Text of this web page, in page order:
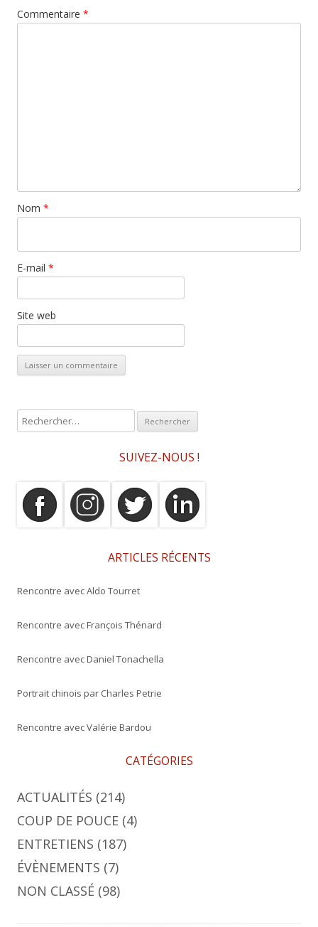
Commentaire *
Nom *
E-mail *
Site web
e
SUIVEZ-NOUS !
ARTICLES RÉCENTS
Rencontre avec Aldo Tourret
Rencontre avec François Thénard
Rencontre avec Daniel Tonachella
Portrait chinois par Charles Petrie
Rencontre avec Valérie Bardou
CATÉGORIES
ACTUALITÉS (214)
COUP DE POUCE (4)
ENTRETIENS (187)
ÉVÈNEMENTS (7)
NON CLASSÉ (98)